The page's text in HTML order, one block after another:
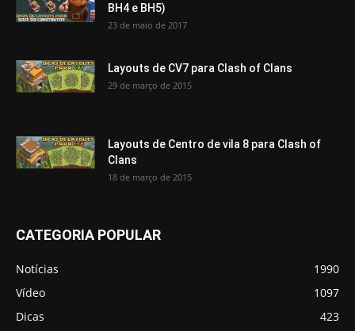
BH4 e BH5)
23 de maio de 2017
Layouts de CV7 para Clash of Clans
29 de março de 2015
Layouts de Centro de vila 8 para Clash of
Clans
18 de março de 2015
CATEGORIA POPULAR
Notícias
1990
Vídeo
1097
Dicas
423